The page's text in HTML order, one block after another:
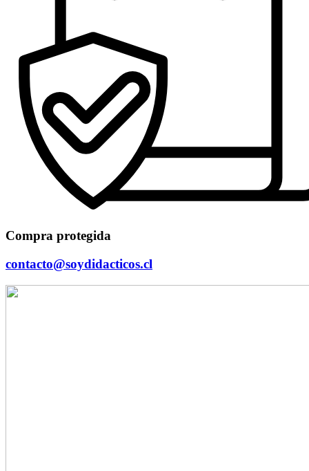
Compra protegida
contacto@soydidacticos.cl